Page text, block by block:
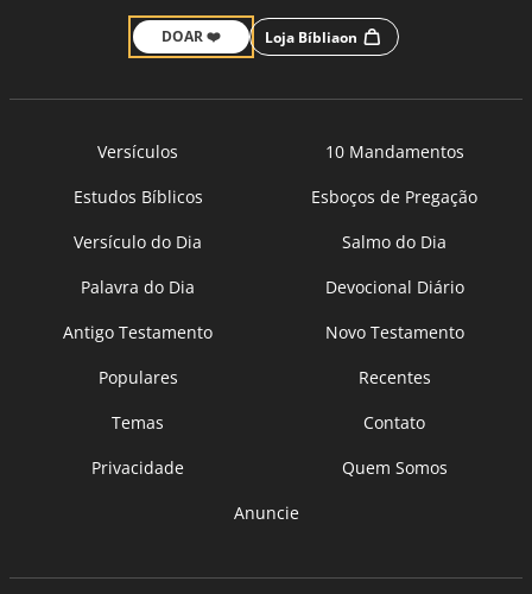
DOAR ❤️ Loja Bíbliaon
Versículos
10 Mandamentos
Estudos Bíblicos
Esboços de Pregação
Versículo do Dia
Salmo do Dia
Palavra do Dia
Devocional Diário
Antigo Testamento
Novo Testamento
Populares
Recentes
Temas
Contato
Privacidade
Quem Somos
Anuncie